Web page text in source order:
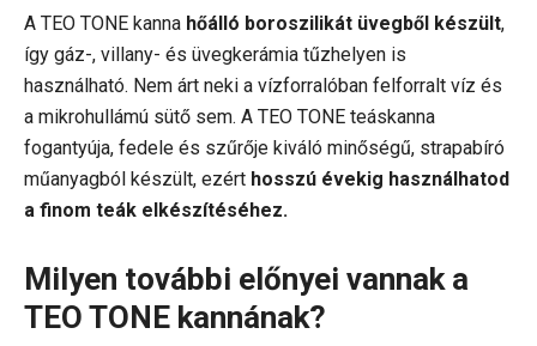
A TEO TONE kanna hőálló boroszilikát üvegből készült,
így gáz-, villany- és üvegkerámia tűzhelyen is
használható. Nem árt neki a vízforralóban felforralt víz és
a mikrohullámú sütő sem. A TEO TONE teáskanna
fogantyúja, fedele és szűrője kiváló minőségű, strapabíró
műanyagból készült, ezért hosszú évekig használhatod
a finom teák elkészítéséhez.
Milyen további előnyei vannak a
TEO TONE kannának?